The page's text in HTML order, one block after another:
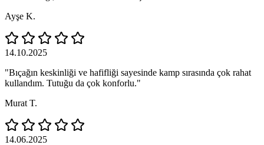
Ayşe K.
14.10.2025
"Bıçağın keskinliği ve hafifliği sayesinde kamp sırasında çok rahat
kullandım. Tutuğu da çok konforlu."
Murat T.
14.06.2025